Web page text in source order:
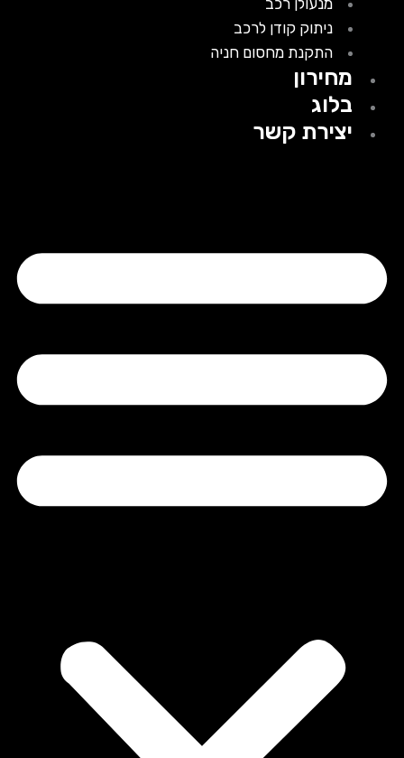
מנעולן רכב
ניתוק קודן לרכב
התקנת מחסום חניה
מחירון
בלוג
יצירת קשר